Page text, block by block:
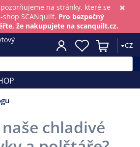
×
na stránky, které se
shop SCANquilt. Pro bezpečný
že nakupujete na scanquilt.cz.
CZ
chladivé